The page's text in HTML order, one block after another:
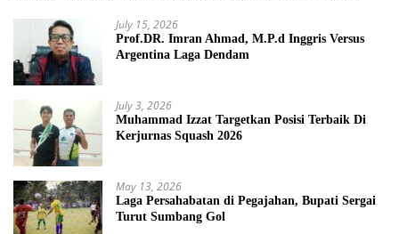
July 15, 2026
Prof.DR. Imran Ahmad, M.P.d Inggris Versus
Argentina Laga Dendam
July 3, 2026
Muhammad Izzat Targetkan Posisi Terbaik Di
Kerjurnas Squash 2026
May 13, 2026
Laga Persahabatan di Pegajahan, Bupati Sergai
Turut Sumbang Gol